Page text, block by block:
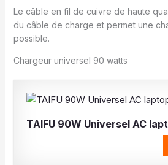
Le câble en fil de cuivre de haute
du câble de charge et permet une
possible.
Chargeur universel 90 watts
TAIFU 90W Universel AC